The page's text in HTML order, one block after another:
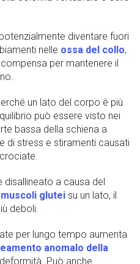
diventare fuori
nelle ossa del collo,
per mantenere il
un lato del corpo è più
può essere visto nei
bassa della schiena a
di stress e stiramenti causati
disallineato a causa del
muscoli glutei su un lato, il
deboli.
per lungo tempo aumenta
anomalo della
Può anche